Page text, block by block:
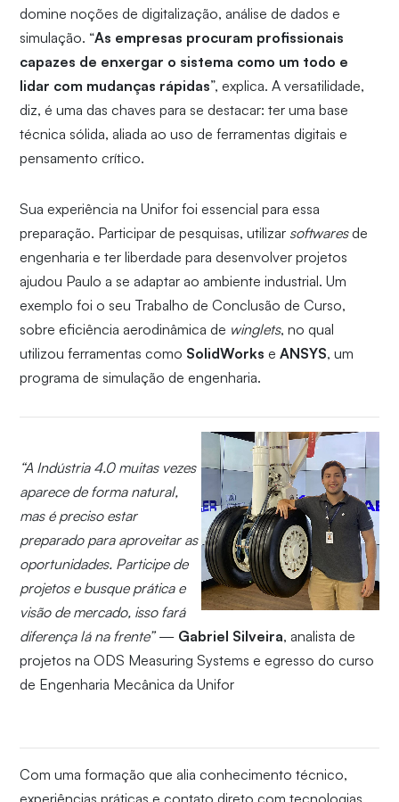
domine noções de digitalização, análise de dados e
simulação. “As empresas procuram profissionais
capazes de enxergar o sistema como um todo e
lidar com mudanças rápidas”, explica. A versatilidade,
diz, é uma das chaves para se destacar: ter uma base
técnica sólida, aliada ao uso de ferramentas digitais e
pensamento crítico.
Sua experiência na Unifor foi essencial para essa
preparação. Participar de pesquisas, utilizar softwaresde
engenharia e ter liberdade para desenvolver projetos
ajudou Paulo a se adaptar ao ambiente industrial. Um
exemplo foi o seu Trabalho de Conclusão de Curso,
sobre eficiência aerodinâmica de winglets, no qual
utilizou ferramentas como SolidWorks eANSYS, um
programa de simulação de engenharia.
“A Indústria 4.0 muitas vezes
aparece de forma natural,
mas é preciso estar
preparado para aproveitar as
oportunidades. Participe de
projetos e busque prática e
visão de mercado, isso fará
diferença lá na frente”— Gabriel Silveira, analista de
projetos na ODS Measuring Systems e egresso do curso
de Engenharia Mecânica da Unifor
Com uma formação que alia conhecimento técnico,